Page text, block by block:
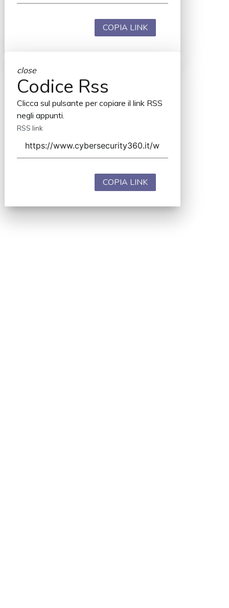
COPIA LINK
close
Codice Rss
Clicca sul pulsante per copiare il link RSS
negli appunti.
RSS link
COPIA LINK